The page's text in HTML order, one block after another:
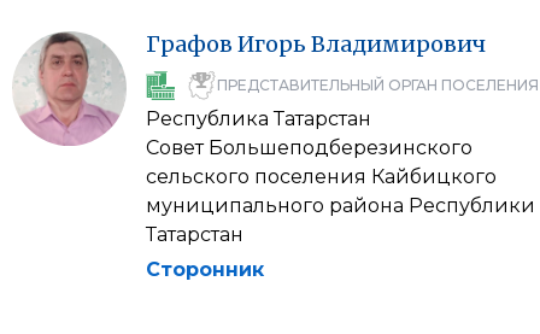
Графов Игорь Владимирович
ПРЕДСТАВИТЕЛЬНЫЙ ОРГАН ПОСЕЛЕНИЯ
Республика Татарстан
Совет Большеподберезинского
сельского поселения Кайбицкого
муниципального района Республики
Татарстан
Сторонник